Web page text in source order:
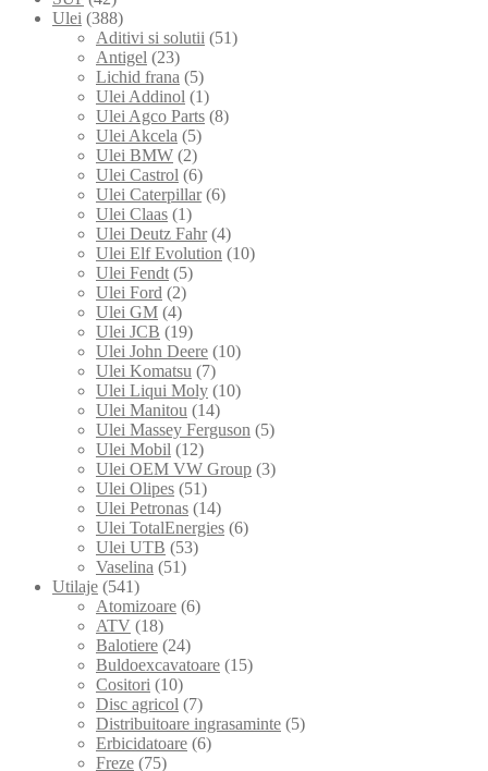
Ulei (388)
Aditivi si solutii (51)
Antigel (23)
Lichid frana (5)
Ulei Addinol (1)
Ulei Agco Parts (8)
Ulei Akcela (5)
Ulei BMW (2)
Ulei Castrol (6)
Ulei Caterpillar (6)
Ulei Claas (1)
Ulei Deutz Fahr (4)
Ulei Elf Evolution (10)
Ulei Fendt (5)
Ulei Ford (2)
Ulei GM (4)
Ulei JCB (19)
Ulei John Deere (10)
Ulei Komatsu (7)
Ulei Liqui Moly (10)
Ulei Manitou (14)
Ulei Massey Ferguson (5)
Ulei Mobil (12)
Ulei OEM VW Group (3)
Ulei Olipes (51)
Ulei Petronas (14)
Ulei TotalEnergies (6)
Ulei UTB (53)
Vaselina (51)
Utilaje (541)
Atomizoare (6)
ATV (18)
Balotiere (24)
Buldoexcavatoare (15)
Cositori (10)
Disc agricol (7)
Distribuitoare ingrasaminte (5)
Erbicidatoare (6)
Freze (75)